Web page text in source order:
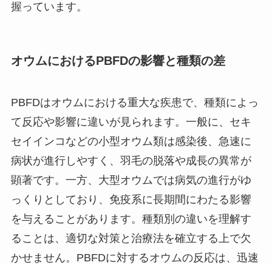
握っています。
オウムにおけるPBFDの影響と種類の差
PBFDはオウムにおける重大な疾患で、種類によっ
て反応や影響に違いが見られます。一般に、セキ
セイインコなどの小型オウム類は感染後、急速に
病状が進行しやすく、羽毛の脱落や成長の異常が
顕著です。一方、大型オウムでは病気の進行がゆ
っくりとしており、免疫系に長期間にわたる影響
を与えることがあります。種類別の違いを理解す
ることは、適切な対策と治療法を確立する上で欠
かせません。PBFDに対するオウムの反応は、迅速